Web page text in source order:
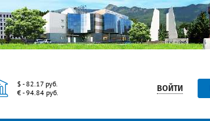
$ - 82.17 руб.
€ - 94.84 руб.
ВОЙТИ